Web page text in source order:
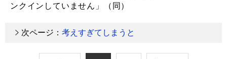
ンクインしていません」（同）
次ページ： 考えすぎてしまうと